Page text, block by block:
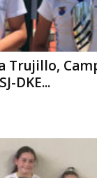
Trujillo,
DKE...